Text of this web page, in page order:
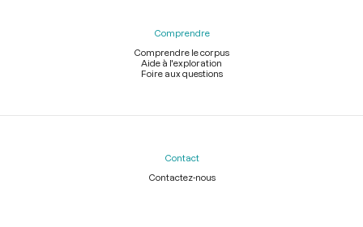
Comprendre
Comprendre le corpus
Aide à l'exploration
Foire aux questions
Contact
Contactez-nous